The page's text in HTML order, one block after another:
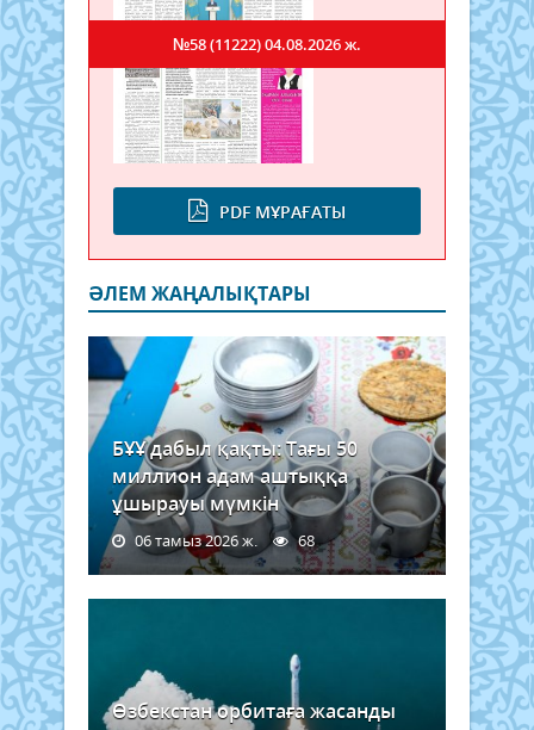
PDF МҰРАҒАТЫ
№58 (11222)04.08.2026 ж.
ӘЛЕМ ЖАҢАЛЫҚТАРЫ
БҰҰ дабыл қақты: Тағы 50
миллион адам аштыққа
ұшырауы мүмкін
06 тамыз 2026 ж. 68
Өзбекстан орбитаға жасанды